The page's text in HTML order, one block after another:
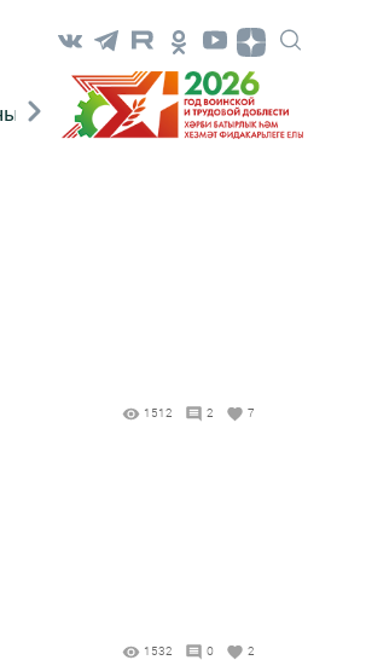
полк. Кряшены
1512 2 7
1532 0 2